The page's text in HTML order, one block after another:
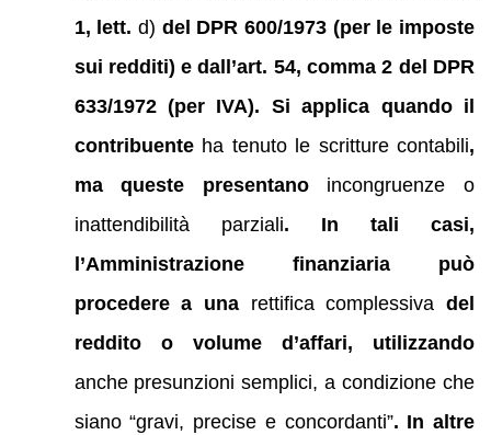
1, lett. d) del DPR 600/1973 (per le imposte
sui redditi) e dall’art. 54, comma 2 del DPR
633/1972 (per IVA). Si applica quando il
contribuenteha tenuto le scritture contabili,
ma queste presentanoincongruenze o
inattendibilità parziali. In tali casi,
l’Amministrazione finanziaria può
procedere a unarettifica complessivadel
reddito o volume d’affari, utilizzando
anche presunzioni semplici, a condizione che
siano “gravi, precise e concordanti”. In altre